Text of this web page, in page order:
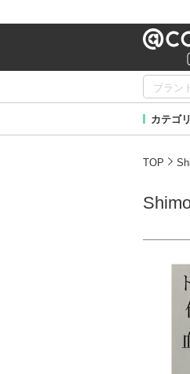
カテゴ
TOP